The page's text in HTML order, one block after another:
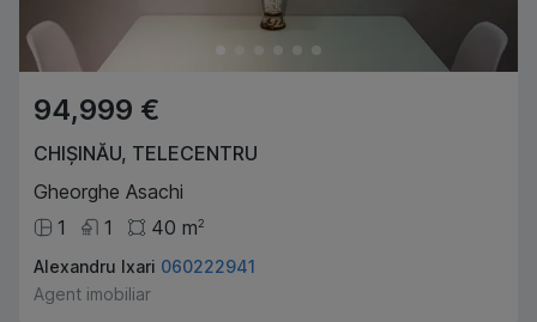
94,999 €
CHIȘINĂU, TELECENTRU
Gheorghe Asachi
1
1 40 m2
Alexandru Ixari 060222941
Agent imobiliar